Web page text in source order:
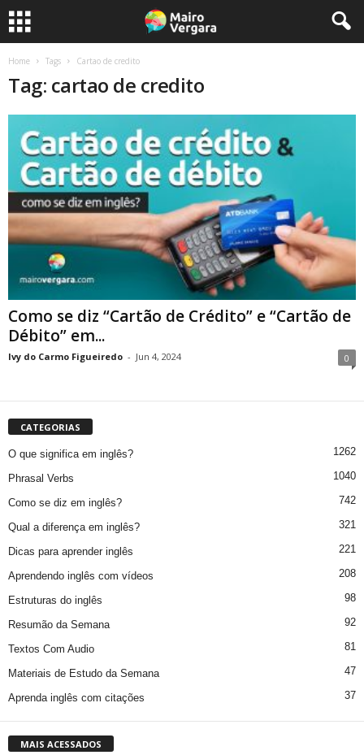
Home Tags Cartao de credito
Tag: cartao de credito
Como se diz “Cartão de Crédito” e “Cartão de
Débito” em...
Ivy do Carmo Figueiredo - Jun 4, 2024 0
CATEGORIAS
O que significa em inglês? 1262
Phrasal Verbs 1040
Como se diz em inglês? 742
Qual a diferença em inglês? 321
Dicas para aprender inglês 221
Aprendendo inglês com vídeos 208
Estruturas do inglês 98
Resumão da Semana 92
Textos Com Audio 81
Materiais de Estudo da Semana 47
Aprenda inglês com citações 37
MAIS ACESSADOS